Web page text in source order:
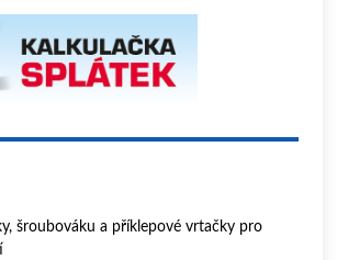
šroubováku a příklepové vrtačky pro